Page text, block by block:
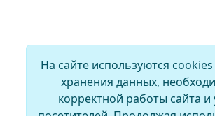
На сайте используются
хранения данных,
корректной работы сайта и